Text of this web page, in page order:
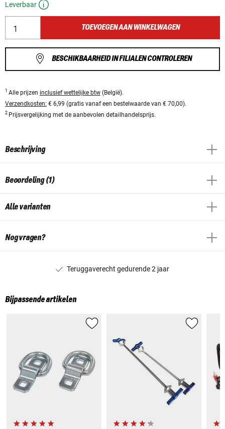
Leverbaar
TOEVOEGEN AAN WINKELWAGEN
BESCHIKBAARHEID IN FILIALEN CONTROLEREN
1 Alle prijzen inclusief wettelijke btw (België).
Verzendkosten: € 6,99 (gratis vanaf een bestelwaarde van € 70,00).
2 Prijsvergelijking met de aanbevolen detailhandelsprijs.
Beschrijving
Beoordeling (1)
Alle varianten
Nog vragen?
Teruggaverecht gedurende 2 jaar
Bijpassende artikelen